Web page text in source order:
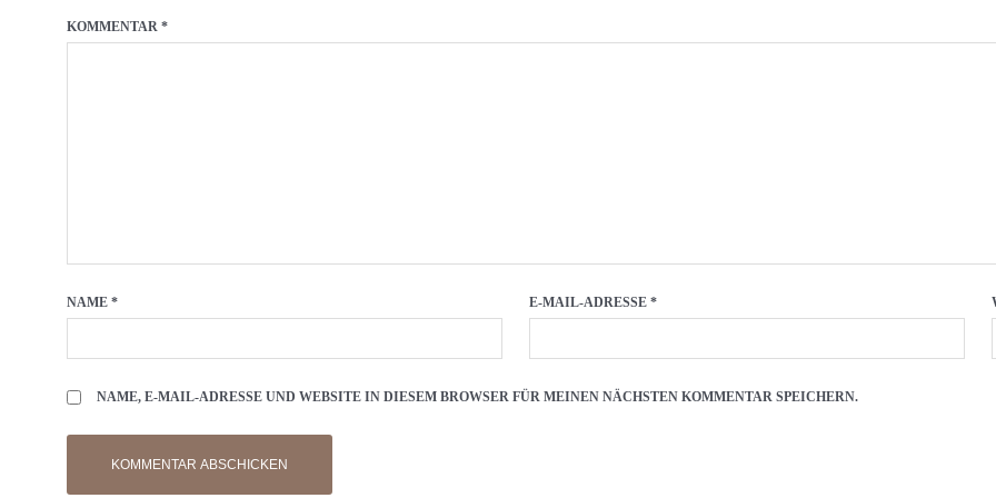
KOMMENTAR *
NAME * E-MAIL-ADRESSE*
NAME, E-MAIL-ADRESSE UND WEBSITE IN DIESEM BROWSER FÜR MEINEN NÄCHSTEN KOMMENTAR SPEICHERN.